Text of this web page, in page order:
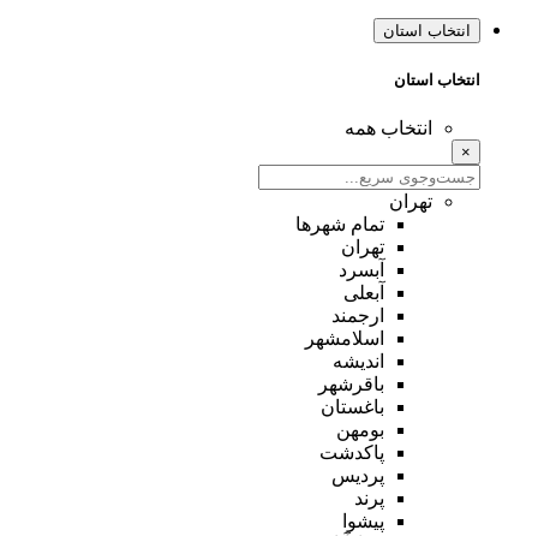
انتخاب استان
انتخاب استان
انتخاب همه
×
تهران
تمام شهر‌ها
تهران
آبسرد
آبعلی
ارجمند
اسلامشهر
اندیشه
باقرشهر
باغستان
بومهن
پاکدشت
پردیس
پرند
پیشوا